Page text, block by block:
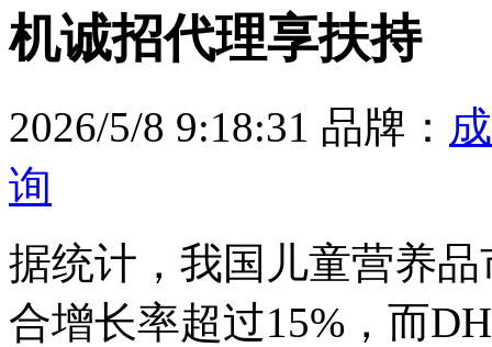
机诚招代理享扶持
2026/5/8 9:18:31 品牌：
询
据统计，我国儿童营养
合增长率超过15%，而